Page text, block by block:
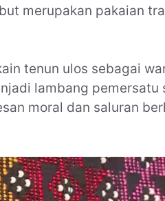
merupakan pakaian
tenun ulos sebagai
lambang
moral dan saluran